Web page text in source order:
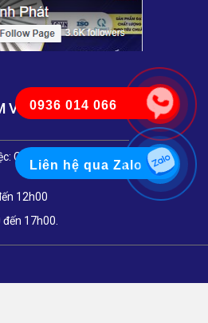
VIỆC
Các ngày trong tuần từ
12h00
17h00.
0936 014 066
Liên hệ qua Zalo